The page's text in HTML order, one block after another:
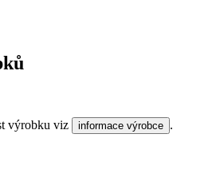
výrobku viz informace výrobce .